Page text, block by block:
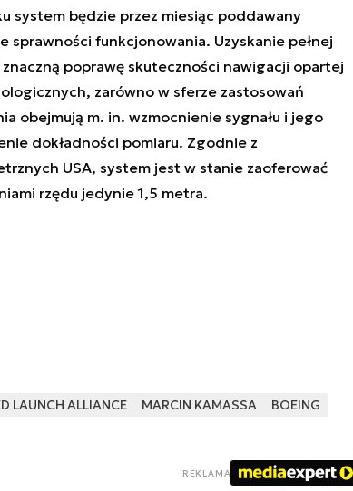
system będzie przez miesiąc poddawany
funkcjonowania. Uzyskanie pełnej
poprawę skuteczności nawigacji opartej
zarówno w sferze zastosowań
obejmują m. in. wzmocnienie sygnału i jego
dokładności pomiaru. Zgodnie z
USA, system jest w stanie zaoferować
rzędu jedynie 1,5 metra.
LAUNCH ALLIANCE MARCIN KAMASSA BOEING
REKLAMA